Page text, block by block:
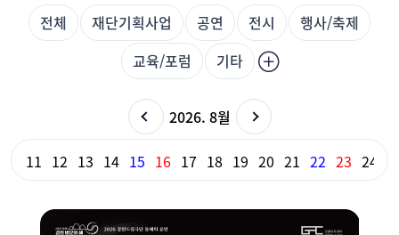
전체 재단기획사업 공연 전시
행사/축제
교육/포럼
기타
2026. 8월
10 11 12 13 14 15 16 17 18 19 20 21 22 23 24